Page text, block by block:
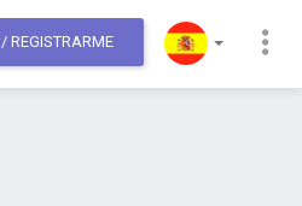
/ REGISTRARME